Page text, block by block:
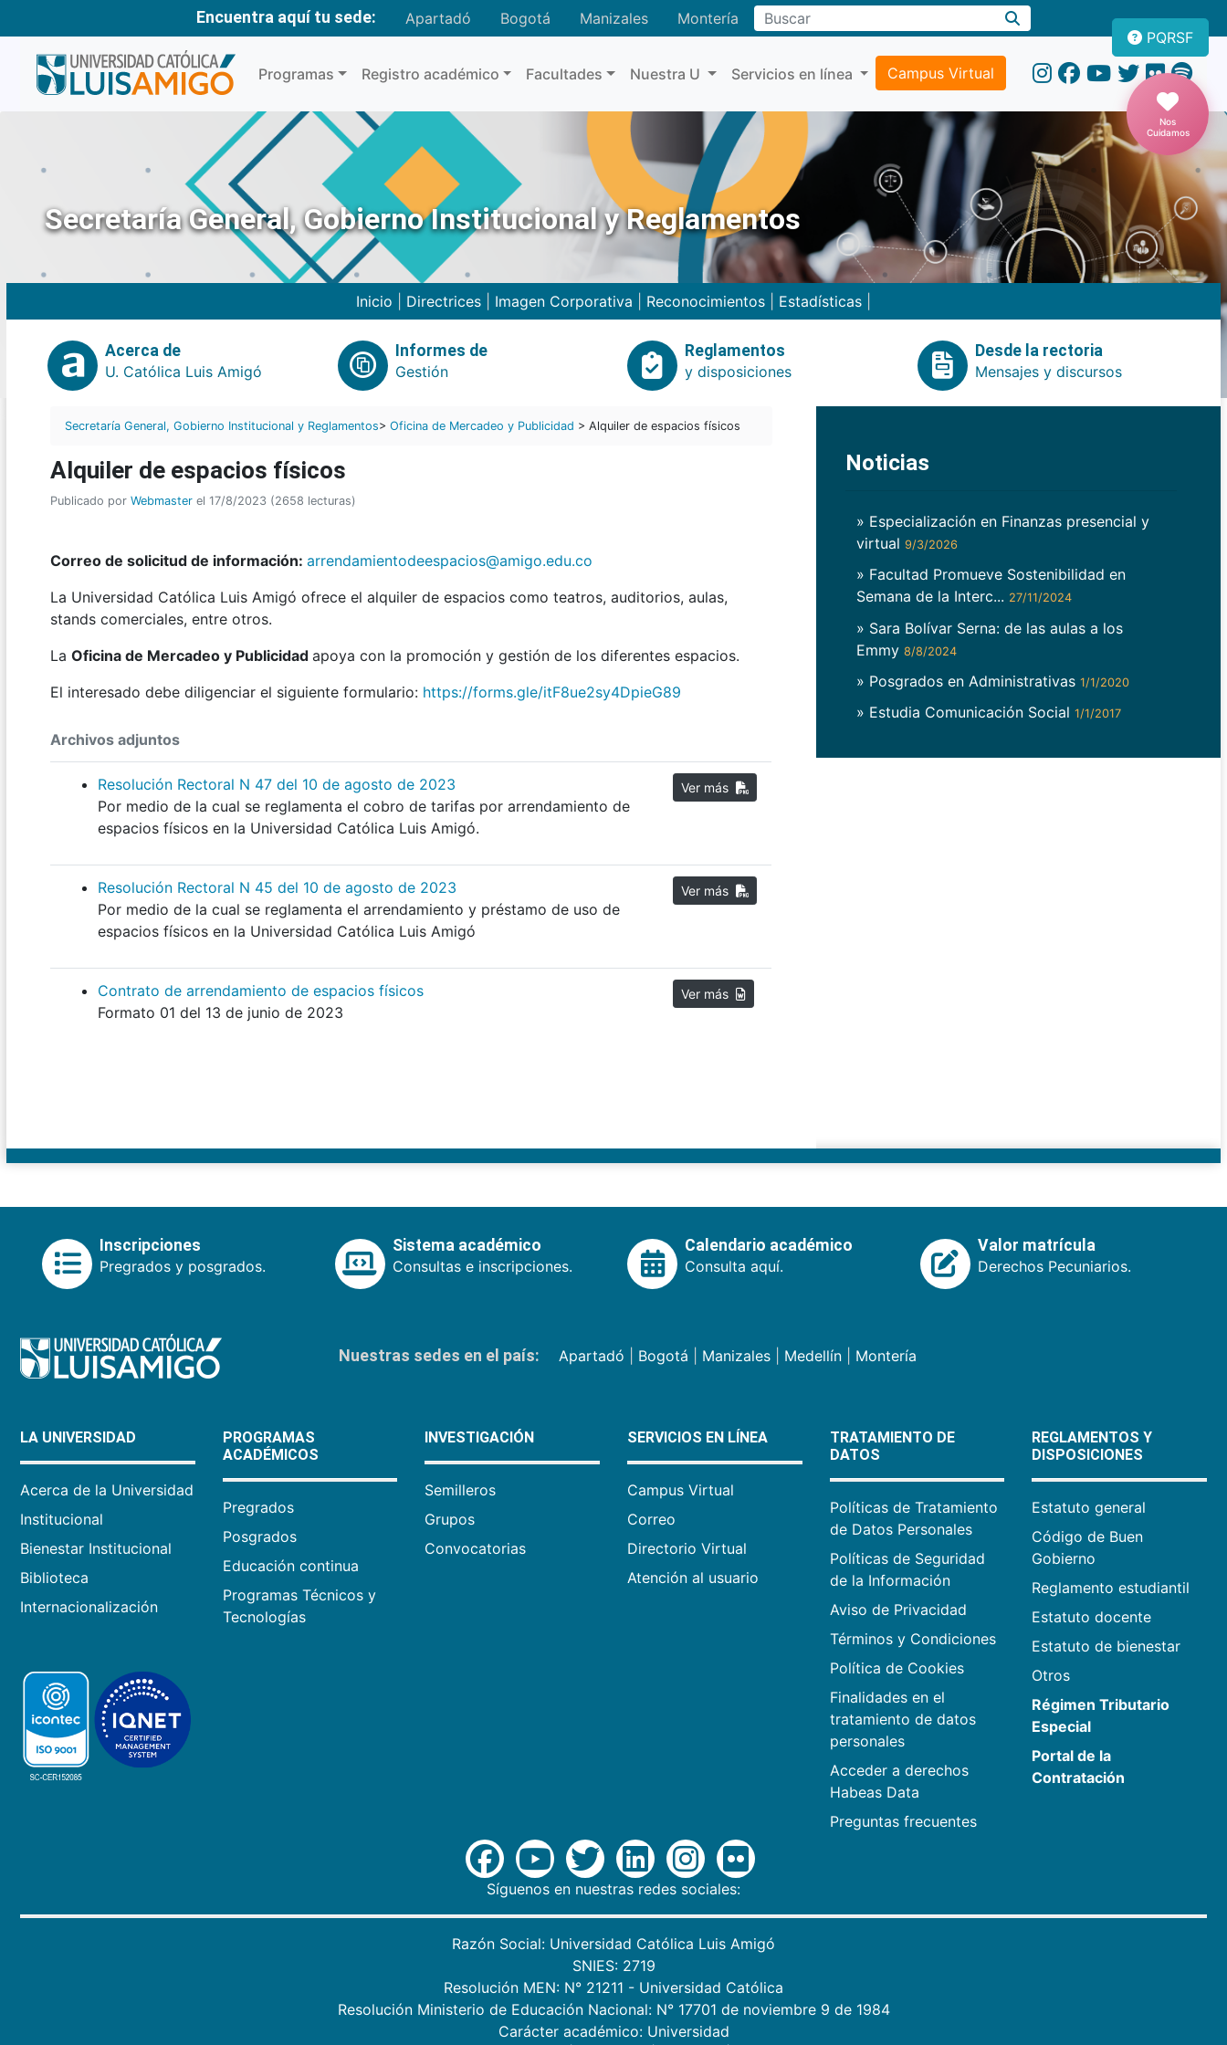
Encuentra aquí tu sede: Apartadó Bogotá Manizales MonteríaBuscar
Programas Registro académico Facultades Nuestra U Servicios en línea Campus Virtual
PQRSF
Nos
Cuidamos
Secretaría General, Gobierno Institucional y Reglamentos
Inicio Directrices Imagen Corporativa Reconocimientos Estadísticas
Acerca de
U. Católica Luis Amigó
Informes de
Gestión
Reglamentos
y disposiciones
Desde la rectoria
Mensajes y discursos
Secretaría General, Gobierno Institucional y Reglamentos> Oficina de Mercadeo y Publicidad > Alquiler de espacios físicos
Alquiler de espacios físicos
Publicado por Webmaster el 17/8/2023 (2658 lecturas)
Correo de solicitud de información: arrendamientodeespacios@amigo.edu.co
La Universidad Católica Luis Amigó ofrece el alquiler de espacios como teatros, auditorios, aulas,
stands comerciales, entre otros.
La Oficina de Mercadeo y Publicidad apoya con la promoción y gestión de los diferentes espacios.
El interesado debe diligenciar el siguiente formulario: https://forms.gle/itF8ue2sy4DpieG89
Archivos adjuntos
Resolución Rectoral N 47 del 10 de agosto de 2023
Por medio de la cual se reglamenta el cobro de tarifas por arrendamiento de
espacios físicos en la Universidad Católica Luis Amigó.
Resolución Rectoral N 45 del 10 de agosto de 2023
Por medio de la cual se reglamenta el arrendamiento y préstamo de uso de
espacios físicos en la Universidad Católica Luis Amigó
Contrato de arrendamiento de espacios físicos
Formato 01 del 13 de junio de 2023
Noticias
» Especialización en Finanzas presencial y
virtual 9/3/2026
» Facultad Promueve Sostenibilidad en
Semana de la Interc... 27/11/2024
» Sara Bolívar Serna: de las aulas a los
Emmy 8/8/2024
» Posgrados en Administrativas 1/1/2020
» Estudia Comunicación Social 1/1/2017
Inscripciones
Pregrados y posgrados.
Sistema académico
Consultas e inscripciones.
Calendario académico
Consulta aquí.
Valor matrícula
Derechos Pecuniarios.
Nuestras sedes en el país: Apartadó Bogotá Manizales| Medellín| Montería
LA UNIVERSIDAD
Acerca de la Universidad
Institucional
Bienestar Institucional
Biblioteca
Internacionalización
PROGRAMAS
ACADÉMICOS
Pregrados
Posgrados
Educación continua
Programas Técnicos y
Tecnologías
INVESTIGACIÓN
Semilleros
Grupos
Convocatorias
SERVICIOS EN LÍNEA
Campus Virtual
Correo
Directorio Virtual
Atención al usuario
TRATAMIENTO DE
DATOS
Políticas de Tratamiento
de Datos Personales
Políticas de Seguridad
de la Información
Aviso de Privacidad
Términos y Condiciones
Política de Cookies
Finalidades en el
tratamiento de datos
personales
Acceder a derechos
Habeas Data
Preguntas frecuentes
REGLAMENTOS Y
DISPOSICIONES
Estatuto general
Código de Buen
Gobierno
Reglamento estudiantil
Estatuto docente
Estatuto de bienestar
Otros
Régimen Tributario
Especial
Portal de la
Contratación
Síguenos en nuestras redes sociales:
Razón Social: Universidad Católica Luis Amigó
SNIES: 2719
Resolución MEN: N° 21211 - Universidad Católica
Resolución Ministerio de Educación Nacional: N° 17701 de noviembre 9 de 1984
Carácter académico: Universidad